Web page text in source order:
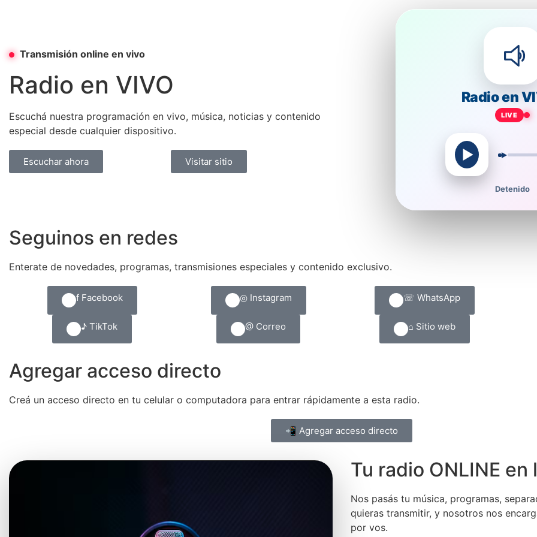
Transmisión online en vivo
Radio en VIVO
Escuchá nuestra programación en vivo, música, noticias y contenido
especial desde cualquier dispositivo.
Escuchar ahora Visitar sitio
Radio en
LIVE
Detenido
Seguinos en redes
Enterate de novedades, programas, transmisiones especiales y contenido exclusivo.
f Facebook ◎ Instagram ☏ WhatsApp
♪ TikTok @ Correo ⌂ Sitio web
Agregar acceso directo
Creá un acceso directo en tu celular o computadora para entrar rápidamente a esta radio.
📲 Agregar acceso directo
Tu radio ONLINE en
Nos pasás tu música, programas,
quieras transmitir, y nosotros nos
por vos.